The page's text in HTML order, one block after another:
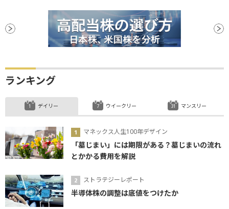
ランキング
デイリー
マネックス人生100年デザイン
「墓じまい」には期限がある？墓じまいの流れ
とかかる費用を解説
ストラテジーレポート
半導体株の調整は底値をつけたか
ウイークリー マンスリー